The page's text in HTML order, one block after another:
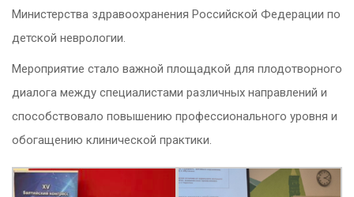
Министерства здравоохранения Российской Федерации по
детской неврологии.
Мероприятие стало важной площадкой для плодотворного
диалога между специалистами различных направлений и
способствовало повышению профессионального уровня и
обогащению клинической практики.